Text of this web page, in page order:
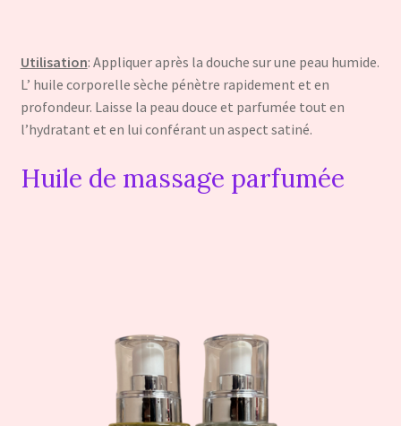
Utilisation: Appliquer après la douche sur une peau humide.
L’ huile corporelle sèche pénètre rapidement et en
profondeur. Laisse la peau douce et parfumée tout en
l’hydratant et en lui conférant un aspect satiné.
Huile de massage parfumée